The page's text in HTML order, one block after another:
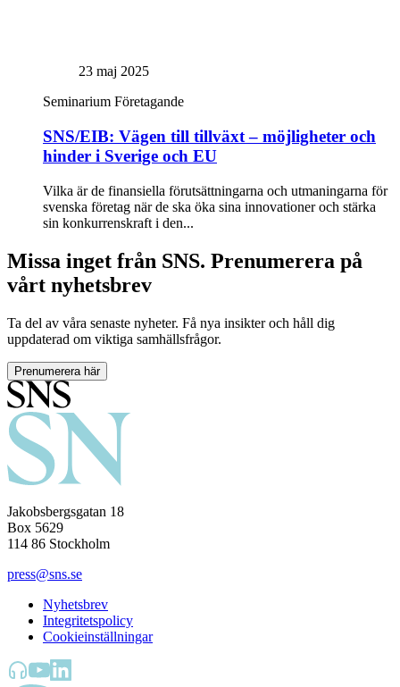
23 maj 2025
Seminarium Företagande
SNS/EIB: Vägen till tillväxt – möjligheter och
hinder i Sverige och EU
Vilka är de finansiella förutsättningarna och utmaningarna för
svenska företag när de ska öka sina innovationer och stärka
sin konkurrenskraft i den...
Missa inget från SNS. Prenumerera på
vårt nyhetsbrev
Ta del av våra senaste nyheter. Få nya insikter och håll dig
uppdaterad om viktiga samhällsfrågor.
Prenumerera här
Jakobsbergsgatan 18
Box 5629
114 86 Stockholm
press@sns.se
Nyhetsbrev
Integritetspolicy
Cookieinställningar